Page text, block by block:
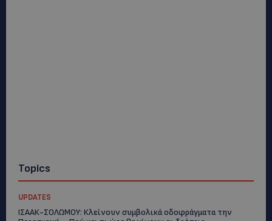
Topics
UPDATES
ΙΣΑΑΚ-ΣΟΛΩΜΟΥ: Κλείνουν συμβολικά οδοφράγματα την